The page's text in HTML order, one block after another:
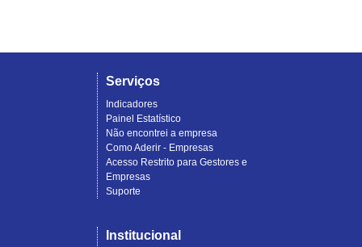
Serviços
Indicadores
Painel Estatístico
Não encontrei a empresa
Como Aderir - Empresas
Acesso Restrito para Gestores e
Empresas
Suporte
Institucional